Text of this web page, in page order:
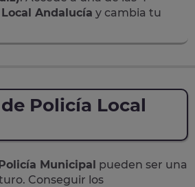
Andalucía y cambia tu
Policía Local
Municipal pueden ser una
Conseguir los